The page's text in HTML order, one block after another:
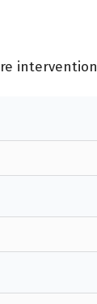
intervention